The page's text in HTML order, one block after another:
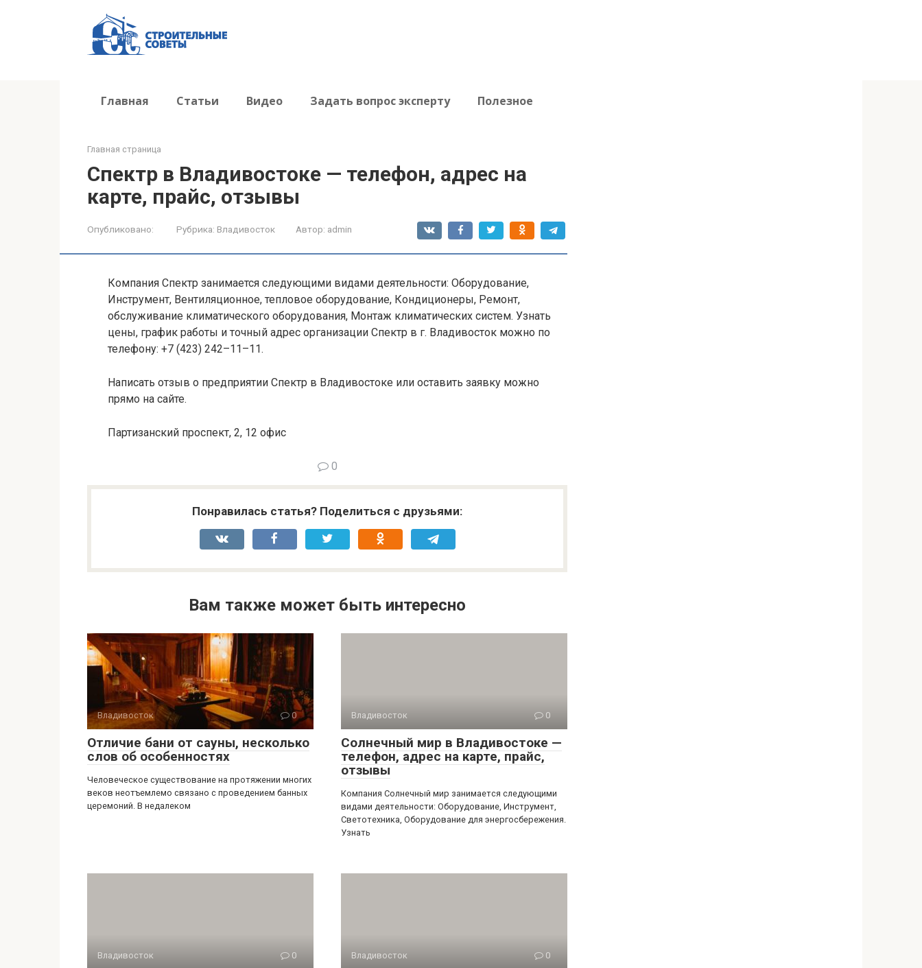
Главная Статьи Видео Задать вопрос эксперту Полезное
Главная страница
Спектр в Владивостоке — телефон, адрес на
карте, прайс, отзывы
Опубликовано: Рубрика: Владивосток Автор: admin
Компания Спектр занимается следующими видами деятельности: Оборудование,
Инструмент, Вентиляционное, тепловое оборудование, Кондиционеры, Ремонт,
обслуживание климатического оборудования, Монтаж климатических систем. Узнать
цены, график работы и точный адрес организации Спектр в г. Владивосток можно по
телефону: +7 (423) 242–11–11.
Написать отзыв о предприятии Спектр в Владивостоке или оставить заявку можно
прямо на сайте.
Партизанский проспект, 2, 12 офис
0
Понравилась статья? Поделиться с друзьями:
Вам также может быть интересно
Владивосток 0
Отличие бани от сауны, несколько
слов об особенностях
Человеческое существование на протяжении многих
веков неотъемлемо связано с проведением банных
церемоний. В недалеком
Владивосток 0
Солнечный мир в Владивостоке —
телефон, адрес на карте, прайс,
отзывы
Компания Солнечный мир занимается следующими
видами деятельности: Оборудование, Инструмент,
Светотехника, Оборудование для энергосбережения.
Узнать
Владивосток 0 Владивосток 0